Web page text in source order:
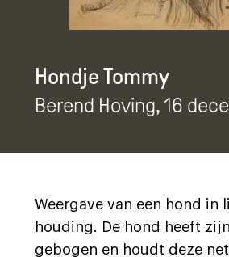
Hondje Tommy
Berend Hoving, 16
Weergave van een hond in
houding. De hond heeft
gebogen en houdt deze